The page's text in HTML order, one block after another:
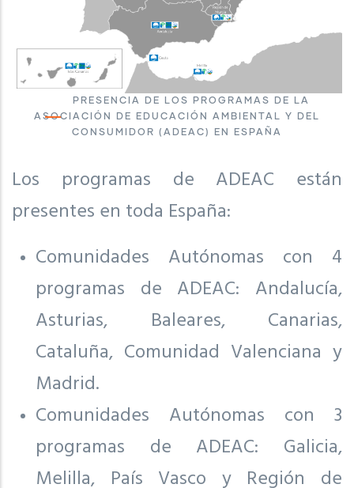
PRESENCIA DE LOS PROGRAMAS DE LA
ASOCIACIÓN DE EDUCACIÓN AMBIENTAL Y DEL
CONSUMIDOR (ADEAC) EN ESPAÑA
Los programas de ADEAC están
presentes en toda España:
Comunidades Autónomas con 4
programas de ADEAC: Andalucía,
Asturias, Baleares, Canarias,
Cataluña, Comunidad Valenciana y
Madrid.
Comunidades Autónomas con 3
programas de ADEAC: Galicia,
Melilla, País Vasco y Región de